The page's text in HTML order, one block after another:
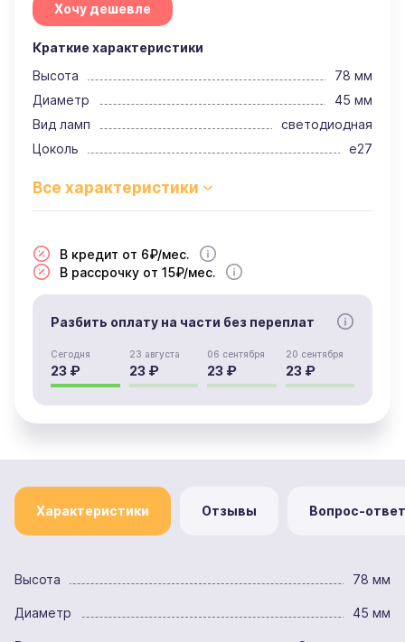
Хочу дешевле
Краткие характеристики
Высота
78 мм
Диаметр
45 мм
Вид ламп
светодиодная
Цоколь
e27
В кредит от 6₽/мес.
В рассрочку от 15₽/мес.
Разбить оплату на части без переплат
Сегодня
23 ₽
23 августа
23 ₽
06 сентября
23 ₽
20 сентября
23 ₽
Характеристики Отзывы Вопрос-ответ
Высота 78 мм
Диаметр 45 мм